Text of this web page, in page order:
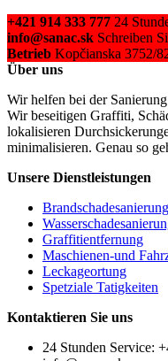
+421 914 333 777 24
info@sanac.sk Schreiben
Betrieb Kopčianska 3752/
Über uns
Wir helfen bei der
Wir beseitigen Graffiti,
lokalisieren
minimalisieren. Genau so
Unsere Dienstleistungen
Brandschadesanierung
Graffitientfernung
Maschienen-und
Leckageortung
Spetziale Tatigkeiten
Kontaktieren Sie uns
24 Stunden Service: